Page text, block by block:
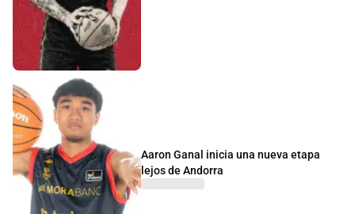
Aaron Ganal inicia una nueva etapa
lejos de Andorra